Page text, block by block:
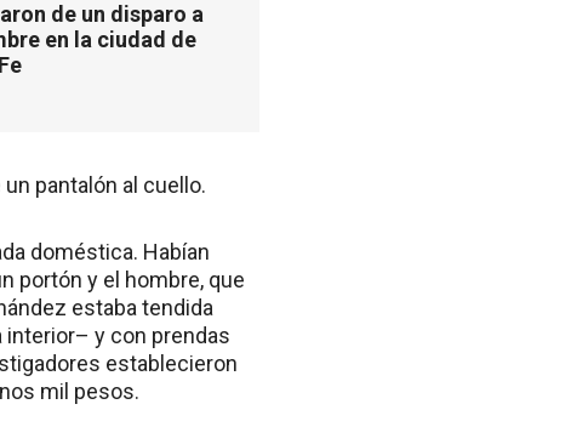
de un disparo a
en la ciudad de
pantalón al cuello.
doméstica. Habían
portón y el hombre, que
estaba tendida
interior– y con prendas
establecieron
mil pesos.